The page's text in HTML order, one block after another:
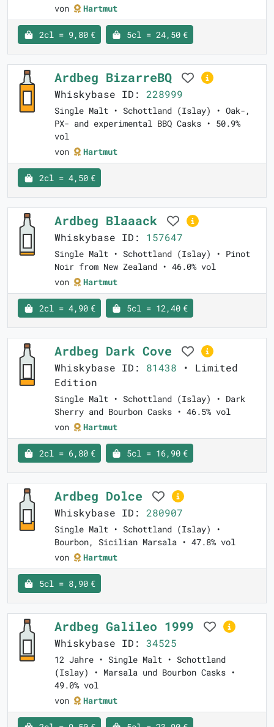
von
Hartmut
2cl = 9,80 € 5cl = 24,50 €
Ardbeg BizarreBQ
Whiskybase ID: 228999
Single Malt • Schottland (Islay) • Oak-,
PX- and experimental BBQ Casks • 50.9%
vol
von
Hartmut
2cl = 4,50 €
Ardbeg Blaaack
Whiskybase ID: 157647
Single Malt • Schottland (Islay) • Pinot
Noir from New Zealand • 46.0% vol
von
Hartmut
2cl = 4,90 € 5cl = 12,40 €
Ardbeg Dark Cove
Whiskybase ID: 81438 • Limited
Edition
Single Malt • Schottland (Islay) • Dark
Sherry and Bourbon Casks • 46.5% vol
von
Hartmut
2cl = 6,80 € 5cl = 16,90 €
Ardbeg Dolce
Whiskybase ID: 280907
Single Malt • Schottland (Islay) •
Bourbon, Sicilian Marsala • 47.8% vol
von
Hartmut
5cl = 8,90 €
Ardbeg Galileo 1999
Whiskybase ID: 34525
12 Jahre • Single Malt • Schottland
(Islay) • Marsala und Bourbon Casks •
49.0% vol
von
Hartmut